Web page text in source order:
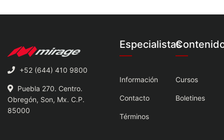
+52 (644) 410 9800
Puebla 270. Centro.
Obregón, Son, Mx. C.P.
85000
Especialistas
Información
Contacto
Términos
Cursos
Boletines